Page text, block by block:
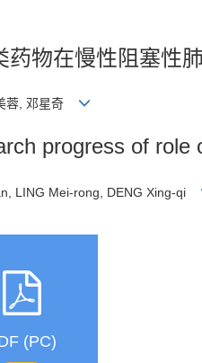
药物在慢性阻塞性
蓉, 邓星奇
progress of
LING Mei-rong, DENG Xing-qi
(PC)